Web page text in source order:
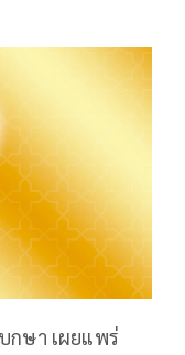
กษา เผยแพร่